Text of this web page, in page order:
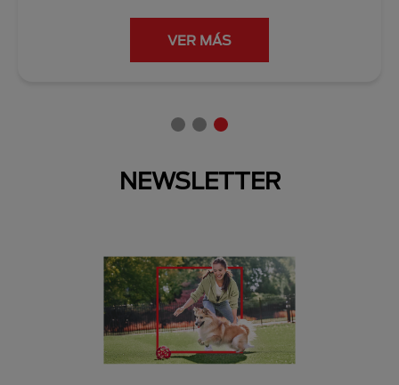
VER MÁS
NEWSLETTER